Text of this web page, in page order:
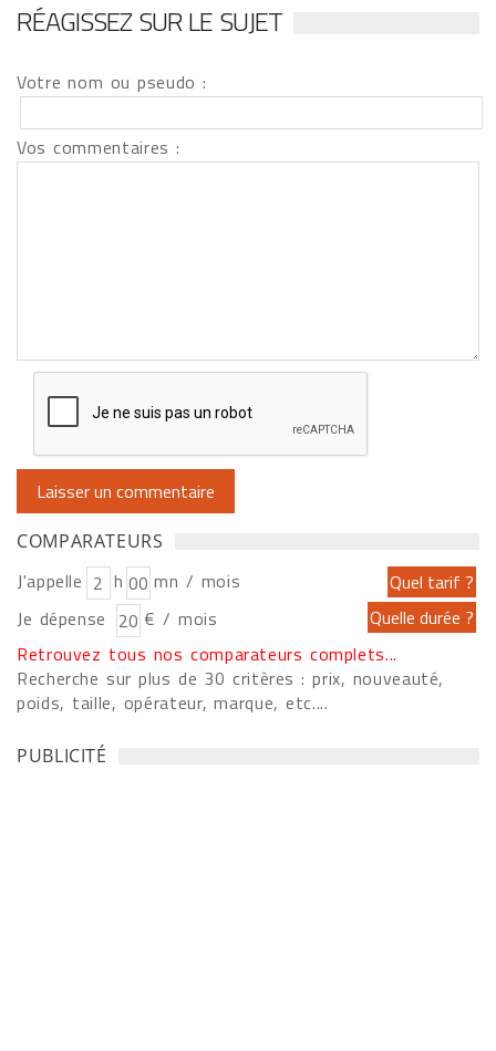
RÉAGISSEZ SUR LE SUJET
Votre nom ou pseudo :
Vos commentaires :
COMPARATEURS
J'appelle h
mn / mois
Je dépense
€ / mois
Retrouvez tous nos comparateurs complets...
Recherche sur plus de 30 critères : prix, nouveauté,
poids, taille, opérateur, marque, etc....
PUBLICITÉ